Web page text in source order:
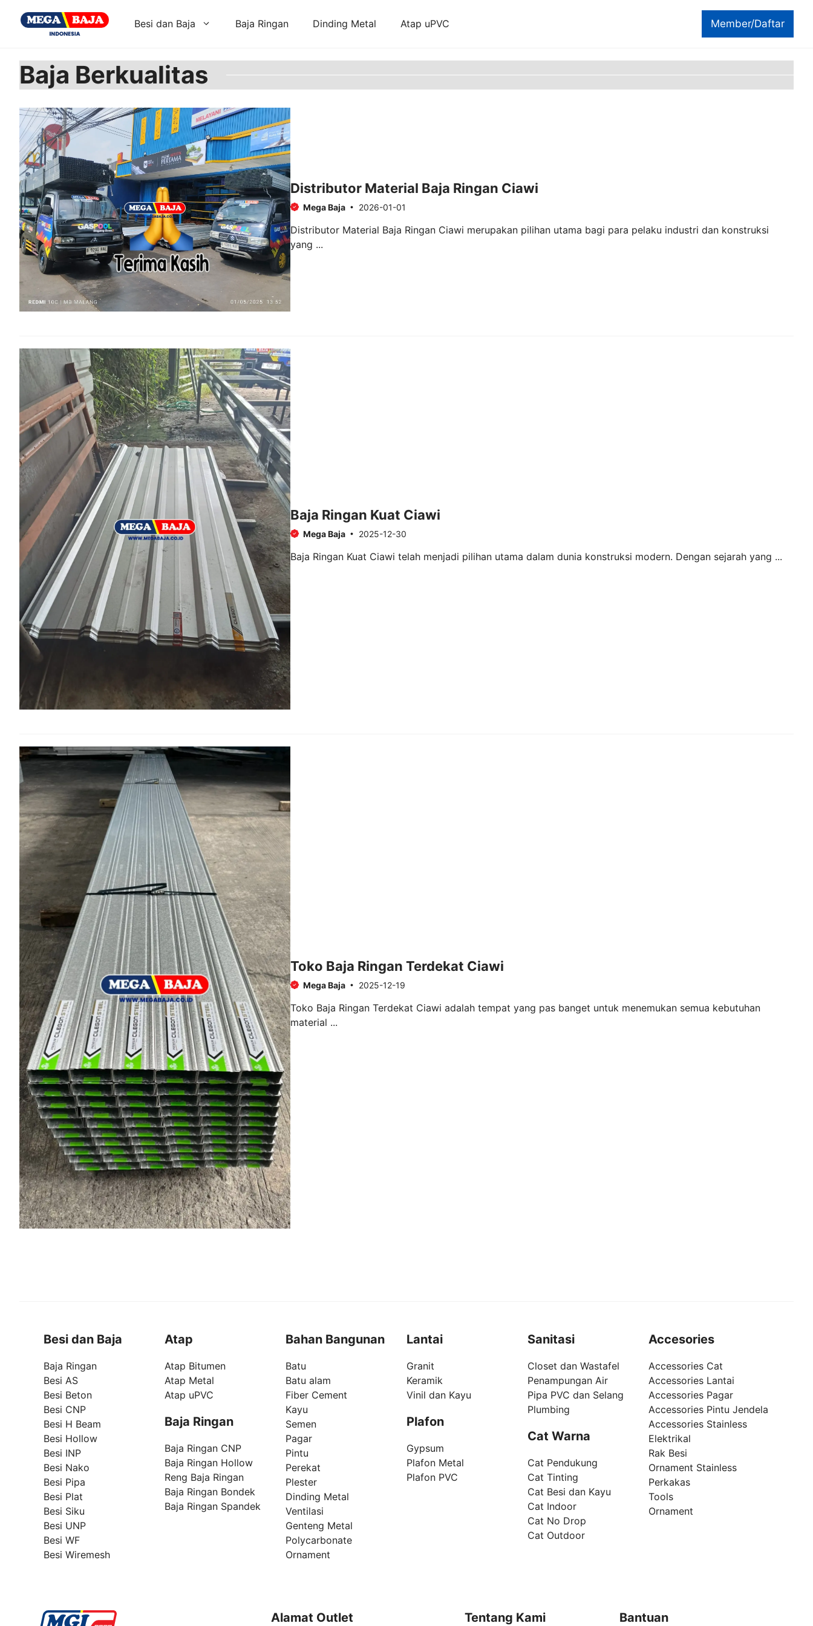
Member/Daftar
Besi dan Baja Baja Ringan Dinding Metal Atap uPVC
Baja Berkualitas
Distributor Material Baja Ringan Ciawi
Mega Baja 2026-01-01
Distributor Material Baja Ringan Ciawi merupakan pilihan utama bagi para pelaku industri dan konstruksi
yang ...
Baja Ringan Kuat Ciawi
Mega Baja 2025-12-30
Baja Ringan Kuat Ciawi telah menjadi pilihan utama dalam dunia konstruksi modern. Dengan sejarah yang ...
Toko Baja Ringan Terdekat Ciawi
Mega Baja 2025-12-19
Toko Baja Ringan Terdekat Ciawi adalah tempat yang pas banget untuk menemukan semua kebutuhan
material ...
Besi dan Baja
Baja Ringan
Besi AS
Besi Beton
Besi CNP
Besi H Beam
Besi Hollow
Besi INP
Besi Nako
Besi Pipa
Besi Plat
Besi Siku
Besi UNP
Besi WF
Besi Wiremesh
Atap
Atap Bitumen
Atap Metal
Atap uPVC
Baja Ringan
Baja Ringan CNP
Baja Ringan Hollow
Reng Baja Ringan
Baja Ringan Bondek
Baja Ringan Spandek
Bahan Bangunan
Batu
Batu alam
Fiber Cement
Kayu
Semen
Pagar
Pintu
Perekat
Plester
Dinding Metal
Ventilasi
Genteng Metal
Polycarbonate
Ornament
Lantai
Granit
Keramik
Vinil dan Kayu
Plafon
Gypsum
Plafon Metal
Plafon PVC
Sanitasi
Closet dan Wastafel
Penampungan Air
Pipa PVC dan Selang
Plumbing
Cat Warna
Cat Pendukung
Cat Tinting
Cat Besi dan Kayu
Cat Indoor
Cat No Drop
Cat Outdoor
Accesories
Accessories Cat
Accessories Lantai
Accessories Pagar
Accessories Pintu Jendela
Accessories Stainless
Elektrikal
Rak Besi
Ornament Stainless
Perkakas
Tools
Ornament
Alamat Outlet Tentang Kami Bantuan